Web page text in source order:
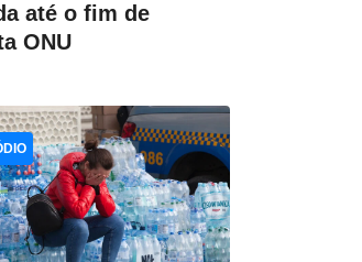
até o fim de
ONU